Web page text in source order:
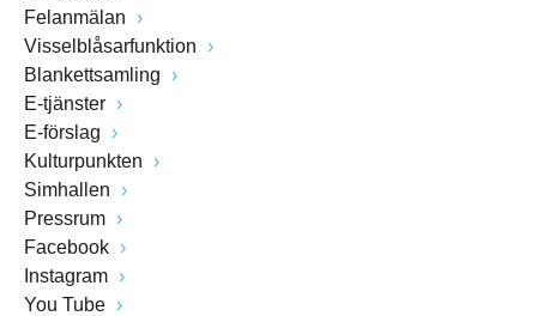
Felanmälan
Visselblåsarfunktion
Blankettsamling
E-tjänster
E-förslag
Kulturpunkten
Simhallen
Pressrum
Facebook
Instagram
You Tube